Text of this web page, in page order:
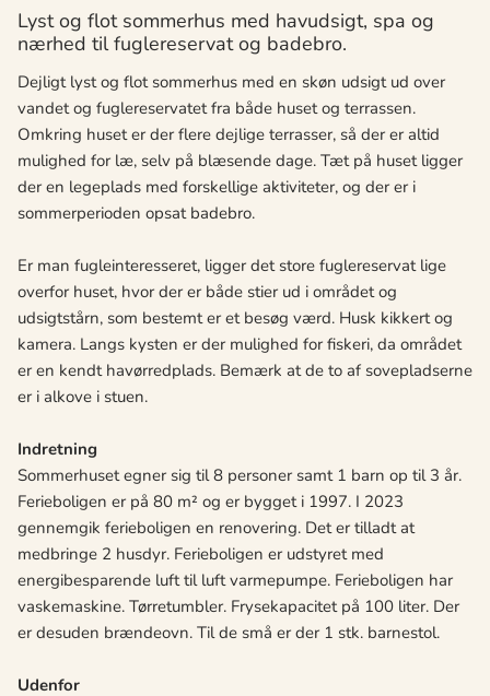
Lyst og flot sommerhus med havudsigt, spa og
nærhed til fuglereservat og badebro.
Dejligt lyst og flot sommerhus med en skøn udsigt ud over
vandet og fuglereservatet fra både huset og terrassen.
Omkring huset er der flere dejlige terrasser, så der er altid
mulighed for læ, selv på blæsende dage. Tæt på huset ligger
der en legeplads med forskellige aktiviteter, og der er i
sommerperioden opsat badebro.
Er man fugleinteresseret, ligger det store fuglereservat lige
overfor huset, hvor der er både stier ud i området og
udsigtstårn, som bestemt er et besøg værd. Husk kikkert og
kamera. Langs kysten er der mulighed for fiskeri, da området
er en kendt havørredplads. Bemærk at de to af sovepladserne
er i alkove i stuen.
Indretning
Sommerhuset egner sig til 8 personer samt 1 barn op til 3 år.
Ferieboligen er på 80 m² og er bygget i 1997. I 2023
gennemgik ferieboligen en renovering. Det er tilladt at
medbringe 2 husdyr. Ferieboligen er udstyret med
energibesparende luft til luft varmepumpe. Ferieboligen har
vaskemaskine. Tørretumbler. Frysekapacitet på 100 liter. Der
er desuden brændeovn. Til de små er der 1 stk. barnestol.
Udenfor